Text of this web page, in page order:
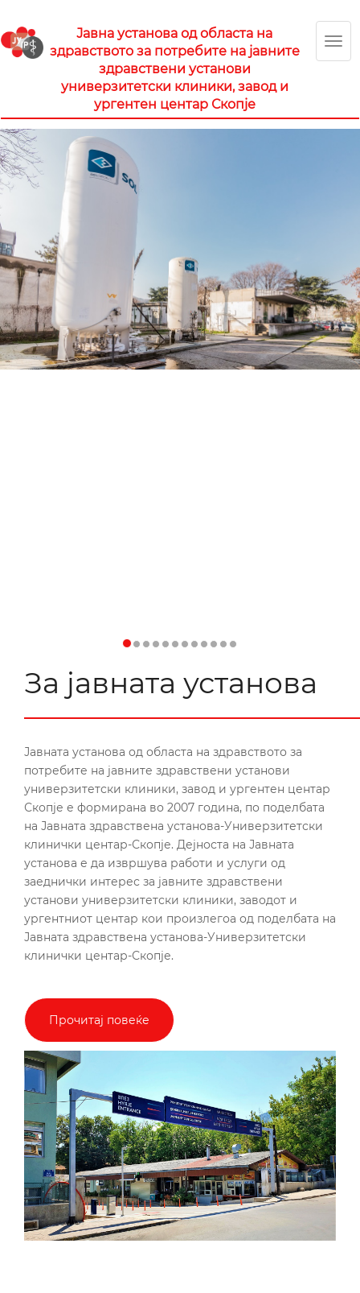
Јавна установа од областа на
здравството за потребите на јавните
здравствени установи
универзитетски клиники, завод и
ургентен центар Скопје
За јавната установа
Јавната установа од областа на здравството за
потребите на јавните здравствени установи
универзитетски клиники, завод и ургентен центар
Скопје е формирана во 2007 година, по поделбата
на Јавната здравствена установа-Универзитетски
клинички центар-Скопје. Дејноста на Јавната
установа е да извршува работи и услуги од
заеднички интерес за јавните здравствени
установи универзитетски клиники, заводот и
ургентниот центар кои произлегоа од поделбата на
Јавната здравствена установа-Универзитетски
клинички центар-Скопје.
Прочитај повеќе